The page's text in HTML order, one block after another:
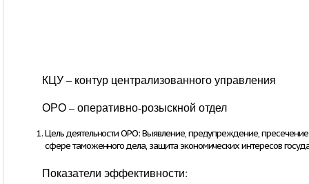
КЦУ – контур централизованного управления
ОРО – оперативно-розыскной отдел
Цель деятельности ОРО:Выявление, предупреждение,
сфере таможенного дела, защита экономических интересов
Показатели эффективности: